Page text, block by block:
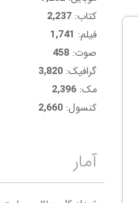
کتاب: 2,237
فیلم: 1,741
صوت: 458
گرافیک: 3,820
مک: 2,396
کنسول: 2,660
آمار